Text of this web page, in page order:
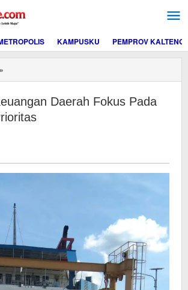
KAMPUSKU PEMPROV KALTENG
»
Keuangan
Fokus
Pada
Beberapa
Daerah Fokus Pada